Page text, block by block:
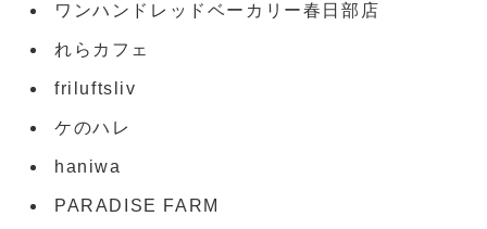
ワンハンドレッドベーカリー春日部店
れらカフェ
friluftsliv
ケのハレ
haniwa
PARADISE FARM